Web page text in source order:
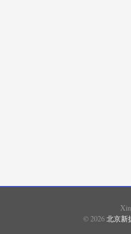
FUJI(1694)
© 2026北京新